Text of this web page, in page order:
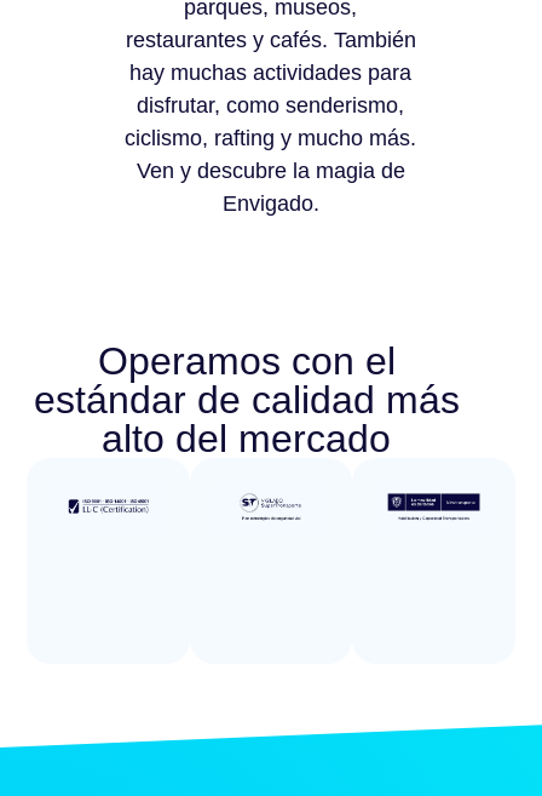
parques, museos,
restaurantes y cafés. También
hay muchas actividades para
disfrutar, como senderismo,
ciclismo, rafting y mucho más.
Ven y descubre la magia de
Envigado.
Operamos con el
estándar de calidad más
alto del mercado